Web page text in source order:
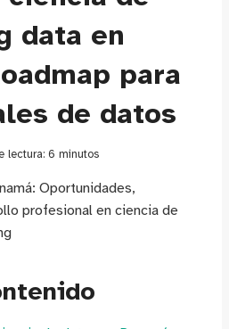
data en
para
de datos
lectura: 6 minutos
Oportunidades,
profesional en ciencia de